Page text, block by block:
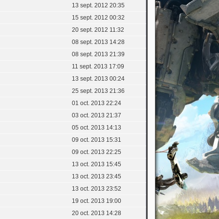
13 sept. 2012 20:35
15 sept. 2012 00:32
20 sept. 2012 11:32
08 sept. 2013 14:28
08 sept. 2013 21:39
11 sept. 2013 17:09
13 sept. 2013 00:24
25 sept. 2013 21:36
01 oct. 2013 22:24
03 oct. 2013 21:37
05 oct. 2013 14:13
09 oct. 2013 15:31
09 oct. 2013 22:25
13 oct. 2013 15:45
13 oct. 2013 23:45
13 oct. 2013 23:52
19 oct. 2013 19:00
20 oct. 2013 14:28